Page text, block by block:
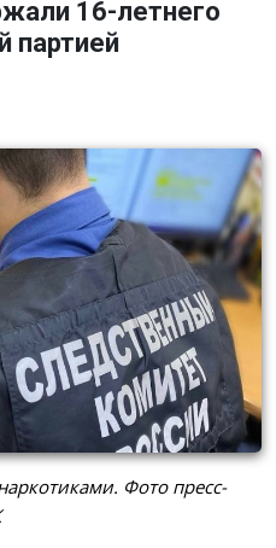
16-летнего
партией
Фото пресс-